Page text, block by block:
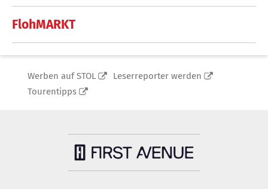
FlohMARKT
Werben auf STOL
Leserreporter werden
Tourentipps